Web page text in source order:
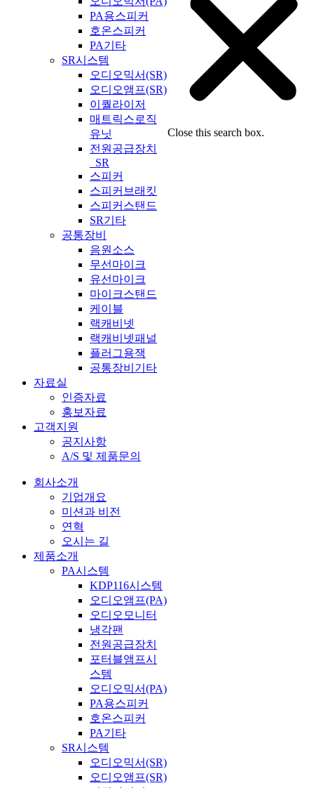
PA용스피커
호온스피커
PA기타
SR시스템
오디오믹서(SR)
오디오앰프(SR)
이퀄라이저
매트릭스로직
유닛
전원공급장치
_SR
스피커
스피커브래킷
스피커스탠드
SR기타
공통장비
음원소스
무선마이크
유선마이크
마이크스탠드
케이블
랙캐비넷
랙캐비넷패널
플러그용잭
공통장비기타
자료실
인증자료
홍보자료
고객지원
공지사항
A/S 및 제품문의​
회사소개
기업개요
미션과 비전
연혁
오시는 길
제품소개
PA시스템
KDP116시스템
오디오앰프(PA)
오디오모니터
냉각팬
전원공급장치
포터블앰프시
스템
오디오믹서(PA)
PA용스피커
호온스피커
PA기타
SR시스템
오디오믹서(SR)
오디오앰프(SR)
Close this search box.